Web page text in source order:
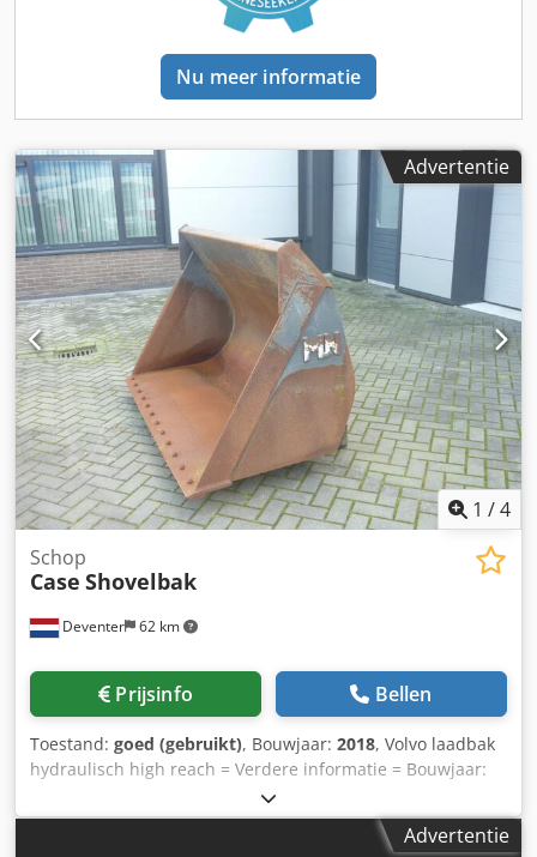
Nu meer informatie
Advertentie
1 /4
Deventer 62 km
Schop
Case Shovelbak
Prijsinfo Bellen
Toestand: goed (gebruikt), Bouwjaar: 2018, Volvo laadbak
hydraulisch high reach = Verdere informatie = Bouwjaar:
2018 Codpfxswwtg So Aguerf Toepasselijk voor:
Bouwmachines Snelwisselsysteem: Ja Technische staat:
goed Optische staat: goed Neem contact op met Gerrit
Advertentie